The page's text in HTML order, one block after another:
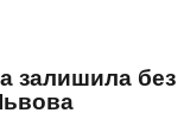
залишила без